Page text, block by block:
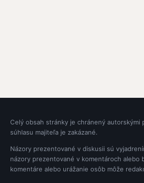
Celý obsah stránky je chránený
súhlasu majiteľa je zakázané.
Názory prezentované v diskusii sú
názory prezentované v komentároch alebo
komentáre alebo urážanie osôb môže